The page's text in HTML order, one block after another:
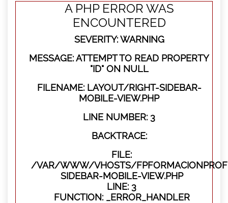
A PHP ERROR WAS
ENCOUNTERED
SEVERITY: WARNING
MESSAGE: ATTEMPT TO READ PROPERTY
"ID" ON NULL
FILENAME: LAYOUT/RIGHT-SIDEBAR-
MOBILE-VIEW.PHP
LINE NUMBER: 3
BACKTRACE:
FILE:
/VAR/WWW/VHOSTS/
SIDEBAR-MOBILE-VIEW.PHP
LINE: 3
FUNCTION: _ERROR_HANDLER